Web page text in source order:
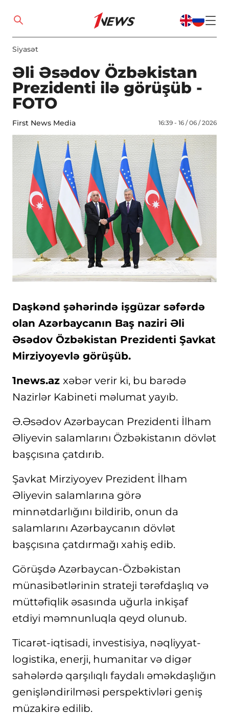
Siyasət
Əli Əsədov Özbəkistan
Prezidenti ilə görüşüb -
FOTO
First News Media 16:39 - 16 / 06 / 2026
Daşkənd şəhərində işgüzar səfərdə
olan Azərbaycanın Baş naziri Əli
Əsədov Özbəkistan Prezidenti Şavkat
Mirziyoyevlə görüşüb.
1news.az xəbər verir ki, bu barədə
Nazirlər Kabineti məlumat yayıb.
Ə.Əsədov Azərbaycan Prezidenti İlham
Əliyevin salamlarını Özbəkistanın dövlət
başçısına çatdırıb.
Şavkat Mirziyoyev Prezident İlham
Əliyevin salamlarına görə
minnətdarlığını bildirib, onun da
salamlarını Azərbaycanın dövlət
başçısına çatdırmağı xahiş edib.
Görüşdə Azərbaycan-Özbəkistan
münasibətlərinin strateji tərəfdaşlıq və
müttəfiqlik əsasında uğurla inkişaf
etdiyi məmnunluqla qeyd olunub.
Ticarət-iqtisadi, investisiya, nəqliyyat-
logistika, enerji, humanitar və digər
sahələrdə qarşılıqlı faydalı əməkdaşlığın
genişləndirilməsi perspektivləri geniş
müzakirə edilib.